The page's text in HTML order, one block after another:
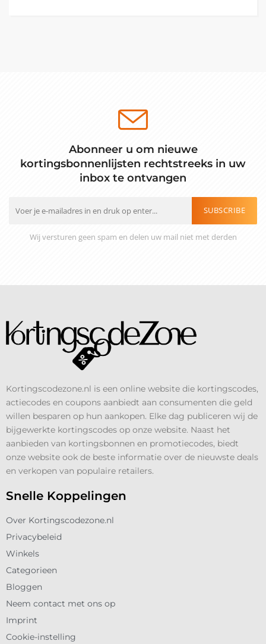
Abonneer u om nieuwe
kortingsbonnenlijsten rechtstreeks in uw
inbox te ontvangen
SUBSCRIBE
Wij versturen geen spam en delen uw mail niet met derden
Kortingscodezone.nl is een online website die kortingscodes,
actiecodes en coupons aanbiedt aan consumenten die geld
willen besparen op hun aankopen. Elke dag publiceren wij de
bijgewerkte kortingscodes op onze website. Naast het
aanbieden van kortingsbonnen en promotiecodes, biedt
onze website ook de beste informatie over de nieuwste deals
en verkopen van populaire retailers.
Snelle Koppelingen
Over Kortingscodezone.nl
Privacybeleid
Winkels
Categorieen
Bloggen
Neem contact met ons op
Imprint
Cookie-instelling